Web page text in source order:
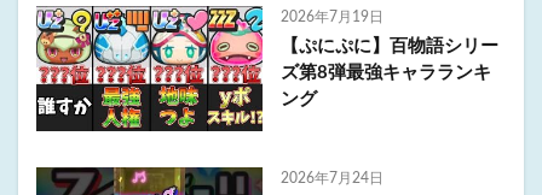
2026年7月19日
【ぷにぷに】百物語シリー
ズ第8弾最強キャラランキ
ング
2026年7月24日